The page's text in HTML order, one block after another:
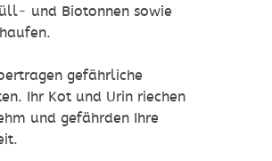
und Biotonnen sowie
gefährliche
Ihr Kot und Urin riechen
und gefährden Ihre